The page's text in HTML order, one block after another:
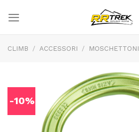
content
CLIMB / ACCESSORI / MOSCHETTONI
-10%